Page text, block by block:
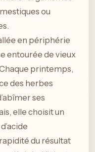
ou
en périphérie
entourée de vieux
printemps,
des herbes
ses
elle choisit un
du résultat